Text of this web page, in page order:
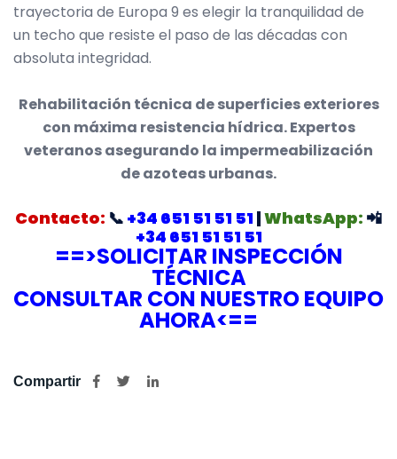
trayectoria de Europa 9 es elegir la tranquilidad de
un techo que resiste el paso de las décadas con
absoluta integridad.
Rehabilitación técnica de superficies exteriores
con máxima resistencia hídrica. Expertos
veteranos asegurando la impermeabilización
de azoteas urbanas.
Contacto: 📞 +34 651 51 51 51 |WhatsApp: 📲
+34 651 51 51 51
==>SOLICITAR INSPECCIÓN
TÉCNICA
CONSULTAR CON NUESTRO EQUIPO
AHORA<==
Compartir